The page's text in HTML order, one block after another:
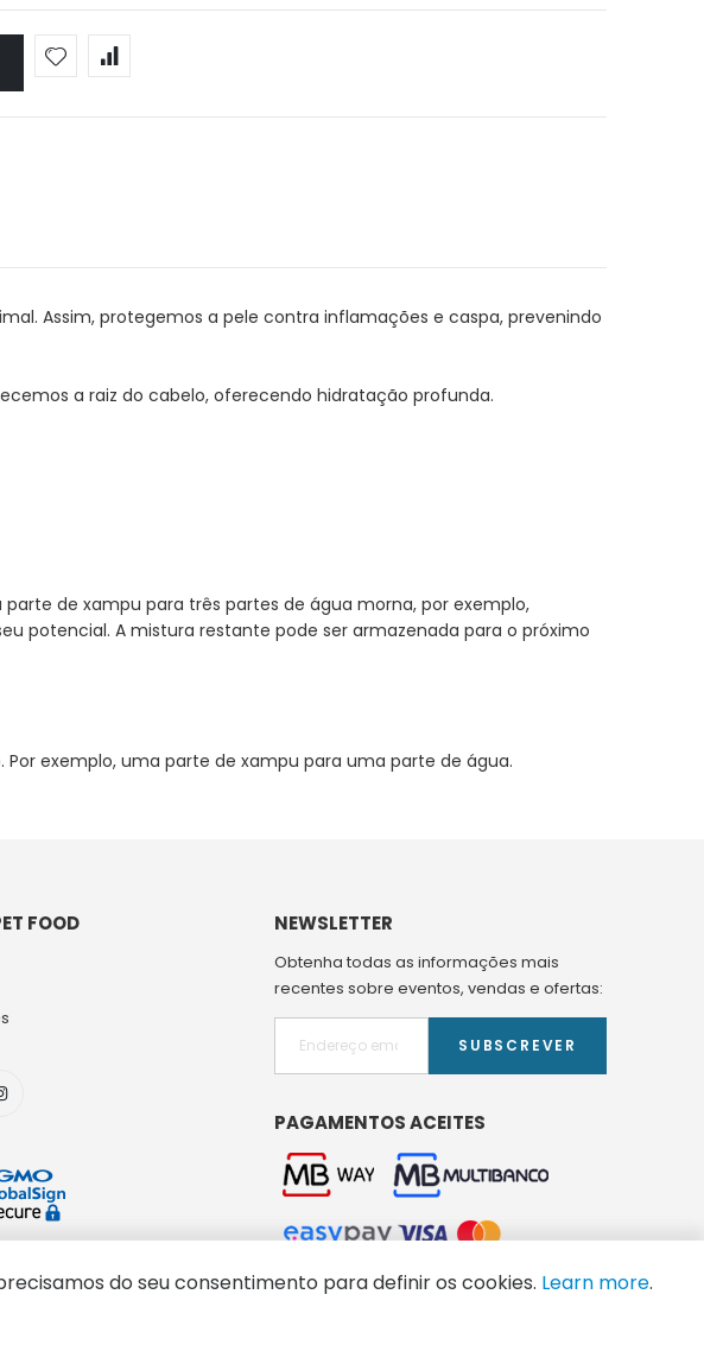
do seu consentimento para definir os cookies. Learn more.
Assim, protegemos a pele contra inflamações e caspa, prevenindo
a raiz do cabelo, oferecendo hidratação profunda.
de xampu para três partes de água morna, por exemplo,
potencial. A mistura restante pode ser armazenada para o próximo
exemplo, uma parte de xampu para uma parte de água.
FOOD NEWSLETTER
Obtenha todas as informações mais
recentes sobre eventos, vendas e ofertas:
SUBSCREVER
PAGAMENTOS ACEITES